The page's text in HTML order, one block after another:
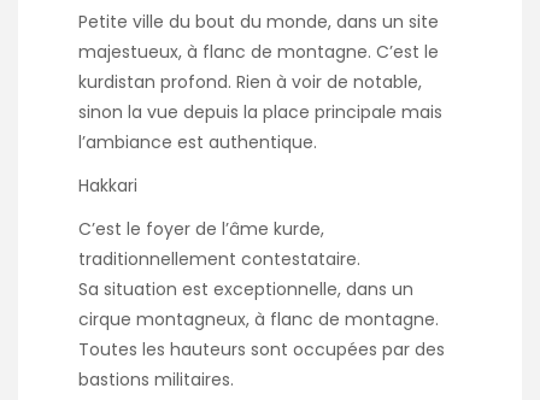
Petite ville du bout du monde, dans un site
majestueux, à flanc de montagne. C’est le
kurdistan profond. Rien à voir de notable,
sinon la vue depuis la place principale mais
l’ambiance est authentique.
Hakkari
C’est le foyer de l’âme kurde,
traditionnellement contestataire.
Sa situation est exceptionnelle, dans un
cirque montagneux, à flanc de montagne.
Toutes les hauteurs sont occupées par des
bastions militaires.